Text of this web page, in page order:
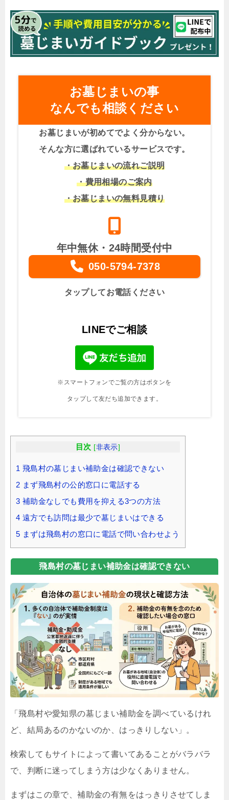
お墓じまいの事
なんでも相談ください
お墓じまいが初めてでよく分からない。
そんな方に選ばれているサービスです。
・お墓じまいの流れご説明
・費用相場のご案内
・お墓じまいの無料見積り
年中無休・24時間受付中
050-5794-7378
タップしてお電話ください
LINEでご相談
※スマートフォンでご覧の方はボタンを
タップして友だち追加できます。
目次 [非表示]
1 飛島村の墓じまい補助金は確認できない
2 まず飛島村の公的窓口に電話する
3 補助金なしでも費用を抑える3つの方法
4 遠方でも訪問は最少で墓じまいはできる
5 まずは飛島村の窓口に電話で問い合わせよう
飛島村の墓じまい補助金は確認できない
「飛島村や愛知県の墓じまい補助金を調べているけれ
ど、結局あるのかないのか、はっきりしない」。
検索してもサイトによって書いてあることがバラバラ
で、判断に迷ってしまう方は少なくありません。
まずはこの章で、補助金の有無をはっきりさせてしま